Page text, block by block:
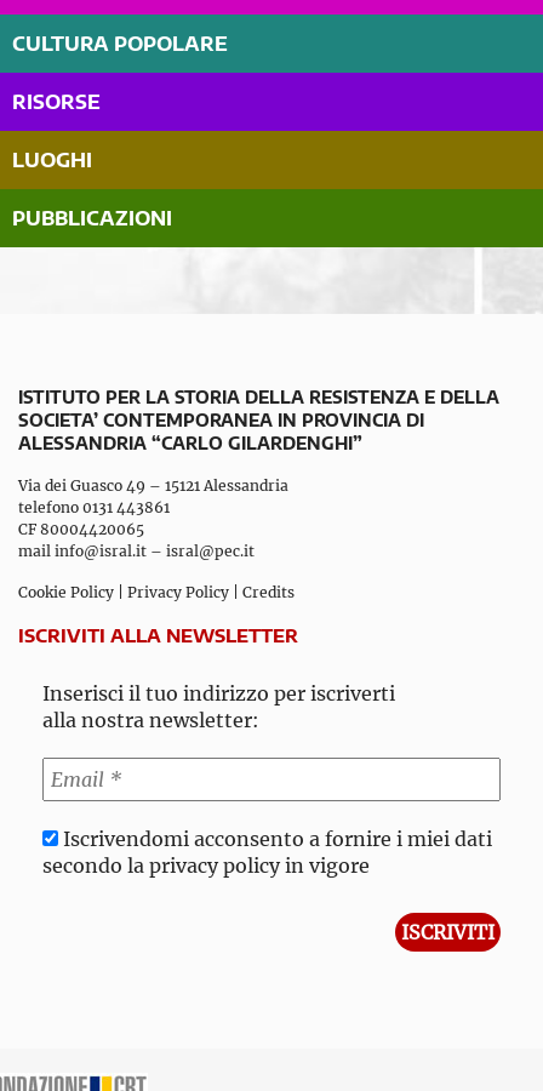
CULTURA POPOLARE
RISORSE
LUOGHI
PUBBLICAZIONI
ISTITUTO PER LA STORIA DELLA RESISTENZA E DELLA
SOCIETA’ CONTEMPORANEA IN PROVINCIA DI
ALESSANDRIA “CARLO GILARDENGHI”
Via dei Guasco 49 – 15121 Alessandria
telefono 0131 443861
CF 80004420065
mail info@isral.it – isral@pec.it
Cookie Policy Privacy Policy Credits
ISCRIVITI ALLA NEWSLETTER
Inserisci il tuo indirizzo per iscriverti
alla nostra newsletter:
Iscrivendomi acconsento a fornire i miei dati
secondo la privacy policy in vigore